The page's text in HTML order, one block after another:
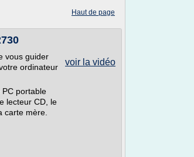
Haut de page
voir la vidéo
vous guider
ordinateur
portable
lecteur CD, le
carte mère.